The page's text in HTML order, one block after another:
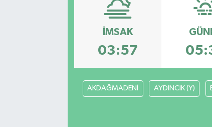
İMSAK
03:57
AKDAĞMADENİ AYDINCIK (Y)